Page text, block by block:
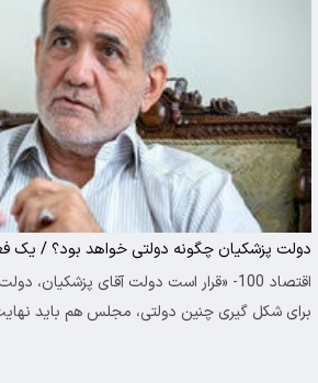
دولت پزشکیان چگونه دولتی خواهد بود؟ / یک
اقتصاد 100- «قرار است دولت آقای
برای شکل گیری چنین دولتی، مجلس هم باید